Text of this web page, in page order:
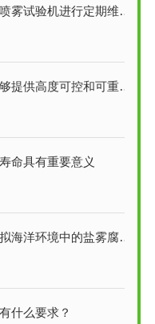
验机进行定期维护保养
度可控和可重复的测试条件
命具有重要意义
的盐雾腐蚀情况的测试设备
什么要求？